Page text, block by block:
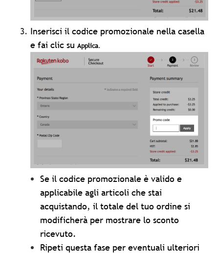
Inserisci il codice promozionale nella casella
e fai clic suApplica.
Se il codice promozionale è valido e
applicabile agli articoli che stai
acquistando, il totale del tuo ordine si
modificherà per mostrare lo sconto
ricevuto.
Ripeti questa fase per eventuali ulteriori